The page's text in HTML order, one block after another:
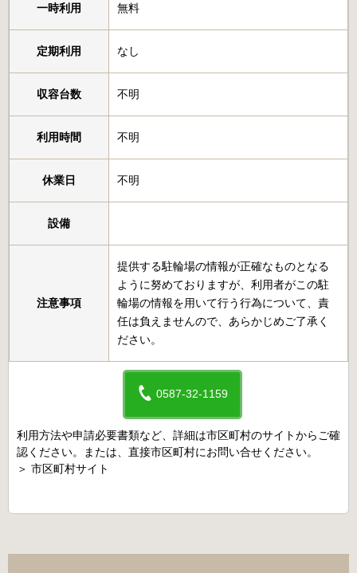
一時利用 無料
定期利用 なし
収容台数 不明
利用時間 不明
休業日 不明
設備
注意事項
提供する駐輪場の情報が正確なものとなる
ように努めておりますが、利用者がこの駐
輪場の情報を用いて行う行為について、責
任は負えませんので、あらかじめご了承く
ださい。
0587-32-1159
利用方法や申請必要書類など、詳細は市区町村のサイトからご確
認ください。または、直接市区町村にお問い合せください。
＞ 市区町村サイト